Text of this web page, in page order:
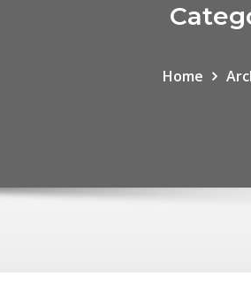
Home